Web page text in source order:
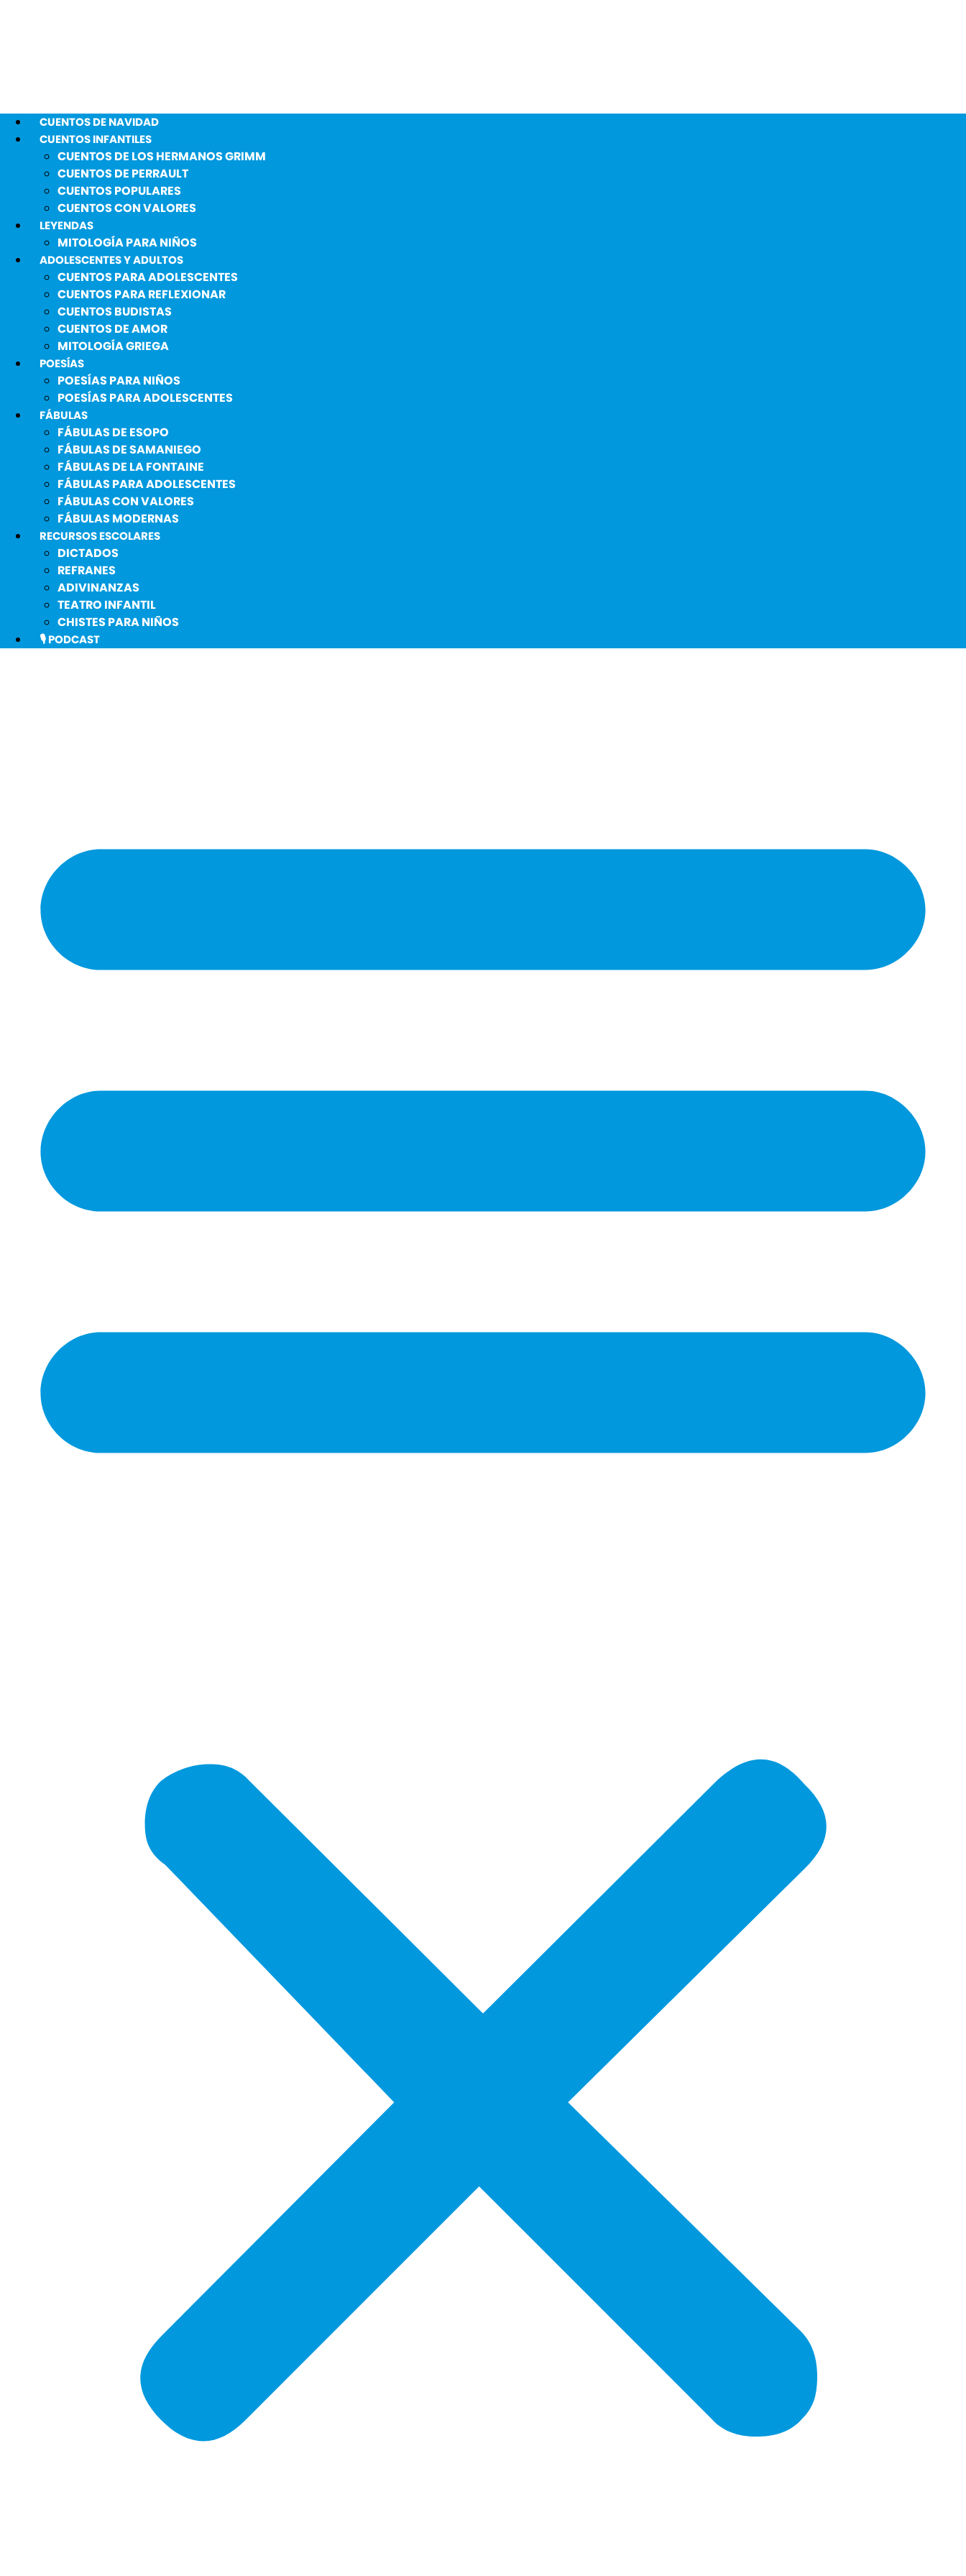
CUENTOS DE NAVIDAD
CUENTOS INFANTILES
CUENTOS DE LOS HERMANOS GRIMM
CUENTOS DE PERRAULT
CUENTOS POPULARES
CUENTOS CON VALORES
LEYENDAS
MITOLOGÍA PARA NIÑOS
ADOLESCENTES Y ADULTOS
CUENTOS PARA ADOLESCENTES
CUENTOS PARA REFLEXIONAR
CUENTOS BUDISTAS
CUENTOS DE AMOR
MITOLOGÍA GRIEGA
POESÍAS
POESÍAS PARA NIÑOS
POESÍAS PARA ADOLESCENTES
FÁBULAS
FÁBULAS DE ESOPO
FÁBULAS DE SAMANIEGO
FÁBULAS DE LA FONTAINE
FÁBULAS PARA ADOLESCENTES
FÁBULAS CON VALORES
FÁBULAS MODERNAS
RECURSOS ESCOLARES
DICTADOS
REFRANES
ADIVINANZAS
TEATRO INFANTIL
CHISTES PARA NIÑOS
🎙️ PODCAST